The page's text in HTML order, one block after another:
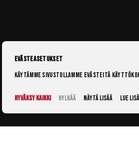
Evästeasetukset
Käytämme sivustollamme evästeitä
Hyväksy kaikki Hylkää Näytä lisää Lue